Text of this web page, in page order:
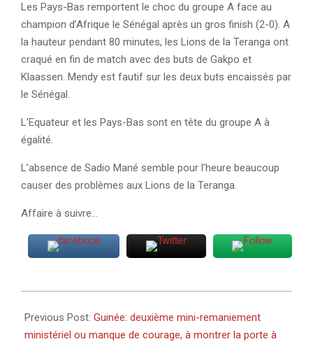
Les Pays-Bas remportent le choc du groupe A face au
champion d’Afrique le Sénégal après un gros finish (2-0). A
la hauteur pendant 80 minutes, les Lions de la Teranga ont
craqué en fin de match avec des buts de Gakpo et
Klaassen. Mendy est fautif sur les deux buts encaissés par
le Sénégal.
L’Equateur et les Pays-Bas sont en tête du groupe A à
égalité.
L’absence de Sadio Mané semble pour l’heure beaucoup
causer des problèmes aux Lions de la Teranga.
Affaire à suivre…
11-
21
Previous Post: Guinée: deuxième mini-remaniement
ministériel ou manque de courage, à montrer la porte à